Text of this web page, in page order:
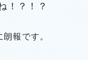
！？！？
報です。